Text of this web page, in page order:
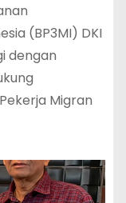
(BP3MI) DKI
dengan
Migran